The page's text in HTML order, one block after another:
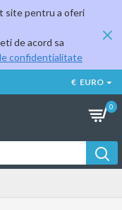
site pentru a oferi
de acord sa
confidentialitate
€ EURO
0